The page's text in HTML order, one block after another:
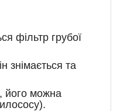
фільтр грубої
знімається та
його можна